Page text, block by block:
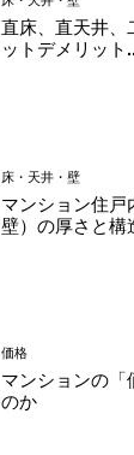
直床、直天井、
ットデメリット
床・天井・壁
マンション住戸
壁）の厚さと構
価格
マンションの「
のか